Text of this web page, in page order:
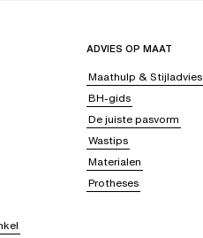
ADVIES OP MAAT
Maathulp & Stijladvies
BH-gids
De juiste pasvorm
Wastips
Materialen
Protheses